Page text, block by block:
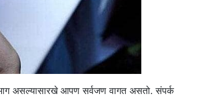
असल्यासारखे आपण सर्वजण वागत असतो. संपर्क